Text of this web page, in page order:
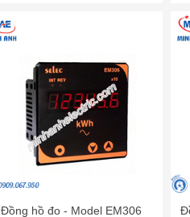
Đồng hồ đo - Model EM306